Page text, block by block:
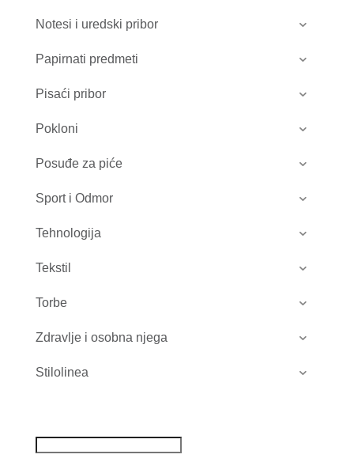
Notesi i uredski pribor
Papirnati predmeti
Pisaći pribor
Pokloni
Posuđe za piće
Sport i Odmor
Tehnologija
Tekstil
Torbe
Zdravlje i osobna njega
Stilolinea